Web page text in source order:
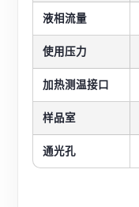
液相流量
使用压力
加热测温接口
样品室
通光孔